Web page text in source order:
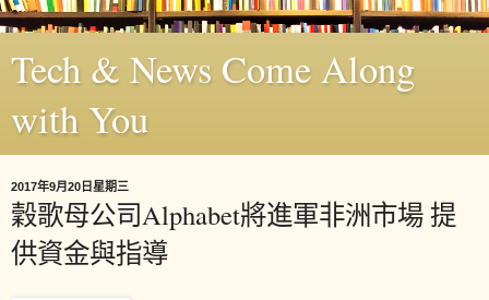
Tech & News Come Along
with You
2017年9月20日星期三
穀歌母公司Alphabet將進軍非洲市場 提
供資金與指導